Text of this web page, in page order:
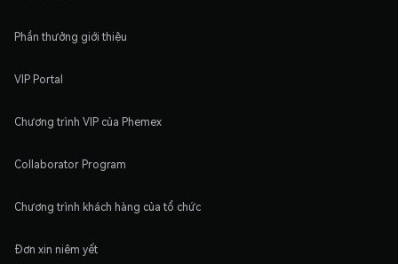
Phần thưởng giới thiệu
VIP Portal
Chương trình VIP của Phemex
Collaborator Program
Chương trình khách hàng của tổ chức
Đơn xin niêm yết